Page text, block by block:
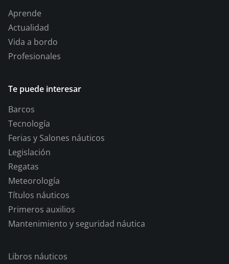
Aprende
Actualidad
Vida a bordo
Profesionales
Te puede interesar
Barcos
Tecnología
Ferias y Salones náuticos
Legislación
Regatas
Meteorología
Títulos náuticos
Primeros auxilios
Mantenimiento y seguridad náutica
Libros náuticos